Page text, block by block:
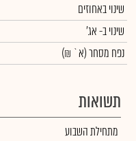
שינוי באחוזים
שינויב- אג'
נפח מסחר(א` ₪)
תשואות
מתחילת השבוע